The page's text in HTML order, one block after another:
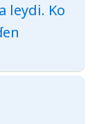
leydi. Ko